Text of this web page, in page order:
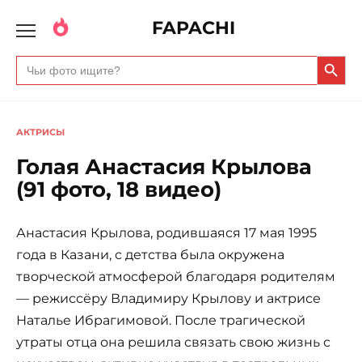
FAPACHI
Search
for:
Search Button
АКТРИСЫ
Голая Анастасия Крылова
(91 фото, 18 видео)
Анастасия Крылова, родившаяся 17 мая 1995
года в Казани, с детства была окружена
творческой атмосферой благодаря родителям
— режиссёру Владимиру Крылову и актрисе
Наталье Ибрагимовой. После трагической
утраты отца она решила связать свою жизнь с